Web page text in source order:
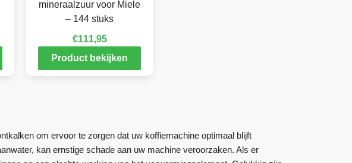
mineraalzuur voor Miele
– 144 stuks
€111,95
Product bekijken
om ervoor te zorgen dat uw koffiemachine optimaal blijft
kan ernstige schade aan uw machine veroorzaken. Als er